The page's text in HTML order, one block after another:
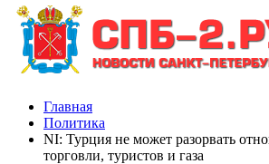
Главная
Политика
NI: Турция не может разорвать
торговли, туристов и газа